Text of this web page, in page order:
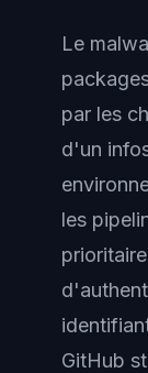
Le
par les
d'un
les
GitHub